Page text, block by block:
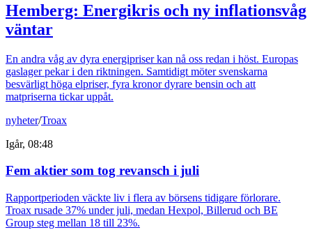
Hemberg: Energikris och ny inflationsvåg
väntar
En andra våg av dyra energipriser kan nå oss redan i höst. Europas
gaslager pekar i den riktningen. Samtidigt möter svenskarna
besvärligt höga elpriser, fyra kronor dyrare bensin och att
matpriserna tickar uppåt.
nyheter/Troax
Igår, 08:48
Fem aktier som tog revansch i juli
Rapportperioden väckte liv i flera av börsens tidigare förlorare.
Troax rusade 37% under juli, medan Hexpol, Billerud och BE
Group steg mellan 18 till 23%.